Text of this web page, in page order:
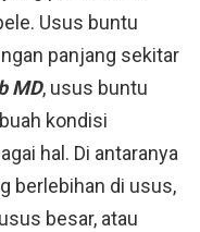
Usus buntu
panjang sekitar
MD, usus buntu
kondisi
hal. Di antaranya
berlebihan di usus,
besar, atau